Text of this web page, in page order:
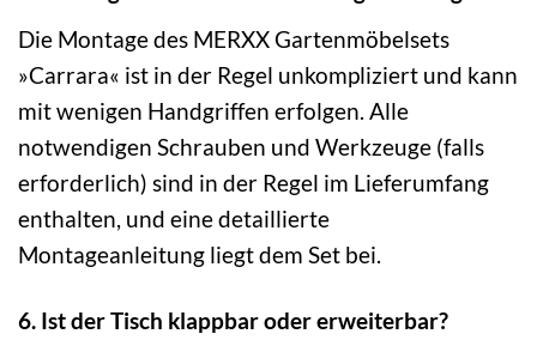
Die Montage des MERXX Gartenmöbelsets
»Carrara« ist in der Regel unkompliziert und kann
mit wenigen Handgriffen erfolgen. Alle
notwendigen Schrauben und Werkzeuge (falls
erforderlich) sind in der Regel im Lieferumfang
enthalten, und eine detaillierte
Montageanleitung liegt dem Set bei.
6. Ist der Tisch klappbar oder erweiterbar?